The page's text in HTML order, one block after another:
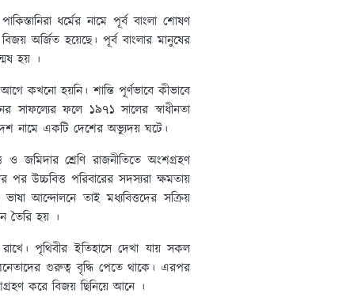
ধর্মের নামে পূর্ব বাংলা শোষণ
অর্জিত হয়েছে। পূর্ব বাংলার মানুষের
হয় ।
হয়নি। শান্তি পূর্ণভাবে কীভাবে
ফলে ১৯৭১ সালের স্বাধীনতা
নামে একটি দেশের অভ্যুদয় ঘটে।
ও জমিদার শ্রেণি রাজনীতিতে অংশগ্রহণ
পর উচ্চবিত্ত পরিবারের সদস্যরা ক্ষমতায়
আন্দোলনে তাই মধ্যবিত্তদের সক্রিয়
তৈরি হয় ।
পৃথিবীর ইতিহাসে দেখা যায় সকল
গুরুত্ব বৃদ্ধি পেতে থাকে। এরপর
করে বিজয় ছিনিয়ে আনে ।